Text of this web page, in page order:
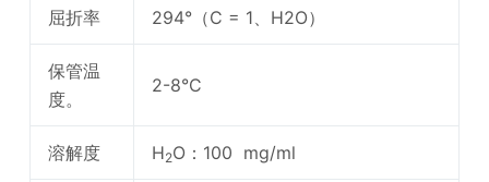
屈折率 294°（C = 1、H2O）
保管温
度。
2-8°C
溶解度 H2O：100 mg/ml